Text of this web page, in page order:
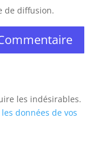
de diffusion.
les indésirables.
données de vos